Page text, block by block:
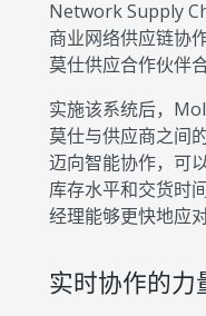
Network Supply
商业网络供应链协
莫仕供应合作伙伴
实施该系统后，
莫仕与供应商之间
迈向智能协作，可
库存水平和交货时
经理能够更快地应
实时协作的力